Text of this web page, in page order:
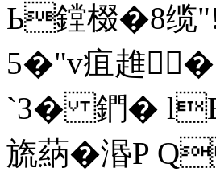
Ь鏜棳�8缆
5�"v疽趡�
`3� 鍆� lE
旒蒳�湣P